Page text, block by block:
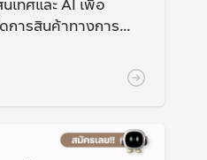
การสินค้าทางการ
และ Hokkaido